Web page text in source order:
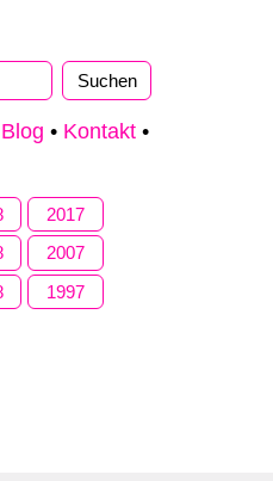
Blog • Kontakt •
2017
2007
1997